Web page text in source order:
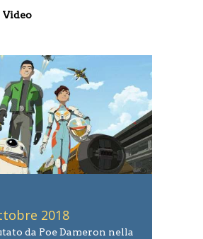
Video
2018
da Poe Dameron nella